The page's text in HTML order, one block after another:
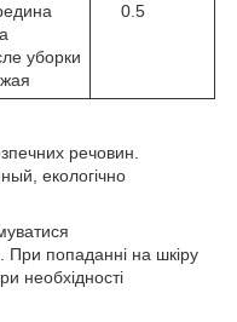
уборки
0.5
речовин.
екологічно
При попаданні на шкіру
необхідності